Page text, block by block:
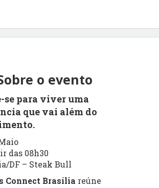
o evento
se para viver uma
que vai além do
das 08h30
DF – Steak Bull
Connect Brasília reúne